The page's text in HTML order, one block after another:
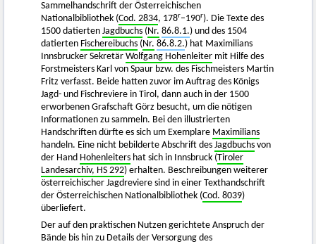
Sammelhandschrift der Österreichischen
Nationalbibliothek (Cod. 2834, 178r–190r). Die Texte des
1500 datierten Jagdbuchs (Nr. 86.8.1.) und des 1504
datierten Fischereibuchs (Nr. 86.8.2.) hat Maximilians
Innsbrucker Sekretär Wolfgang Hohenleiter mit Hilfe des
Forstmeisters Karl von Spaur bzw. des Fischmeisters Martin
Fritz verfasst. Beide hatten zuvor im Auftrag des Königs
Jagd- und Fischreviere in Tirol, dann auch in der 1500
erworbenen Grafschaft Görz besucht, um die nötigen
Informationen zu sammeln. Bei den illustrierten
Handschriften dürfte es sich um Exemplare Maximilians
handeln. Eine nicht bebilderte Abschrift des Jagdbuchs von
der Hand Hohenleiters hat sich in Innsbruck (Tiroler
Landesarchiv, HS 292) erhalten. Beschreibungen weiterer
österreichischer Jagdreviere sind in einer Texthandschrift
der Österreichischen Nationalbibliothek (Cod. 8039)
überliefert.
Der auf den praktischen Nutzen gerichtete Anspruch der
Bände bis hin zu Details der Versorgung des